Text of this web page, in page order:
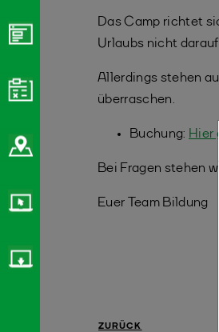
Das Camp richtet
Urlaubs nicht
Allerdings stehen
überraschen.
Buchung: Hier
Bei Fragen stehen
Euer Team Bildung
ZURÜCK